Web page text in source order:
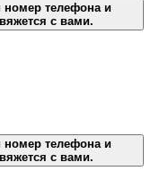
номер телефона и
с вами.
номер телефона и
с вами.